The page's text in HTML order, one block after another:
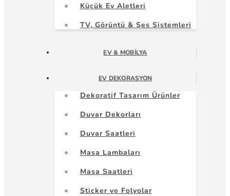
Küçük Ev Aletleri
TV, Görüntü & Ses Sistemleri
EV & MOBILYA
EV DEKORASYON
Dekoratif Tasarım Ürünler
Duvar Dekorları
Duvar Saatleri
Masa Lambaları
Masa Saatleri
Sticker ve Folyolar